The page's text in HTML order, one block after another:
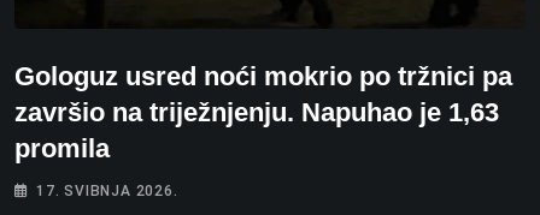
Gologuz usred noći mokrio po tržnici pa
završio na triježnjenju. Napuhao je 1,63
promila
17. SVIBNJA 2026.